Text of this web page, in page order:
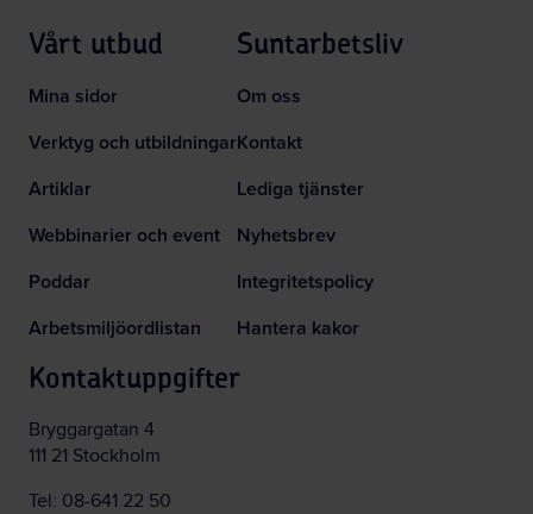
Vårt utbud
Mina sidor
Verktyg och utbildningar
Artiklar
Webbinarier och event
Poddar
Arbetsmiljöordlistan
Suntarbetsliv
Om oss
Kontakt
Lediga tjänster
Nyhetsbrev
Integritetspolicy
Hantera kakor
Kontaktuppgifter
Bryggargatan 4
111 21 Stockholm
Tel: 08-641 22 50